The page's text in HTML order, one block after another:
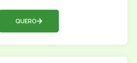
QUERO